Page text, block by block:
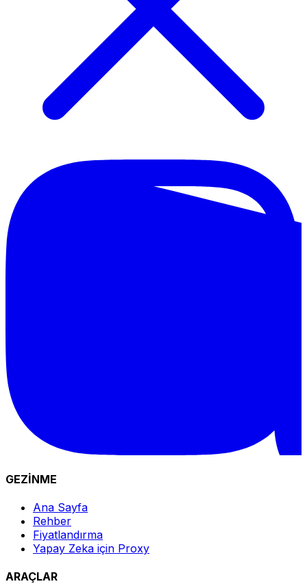
GEZİNME
Ana Sayfa
Rehber
Fiyatlandırma
Yapay Zeka için Proxy
ARAÇLAR